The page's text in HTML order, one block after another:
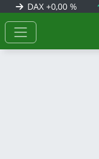
DAX +0,00 %